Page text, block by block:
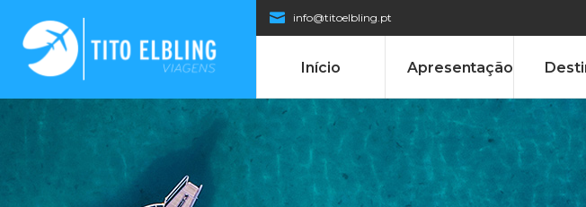
info@titoelbling.pt
Início Apresentação